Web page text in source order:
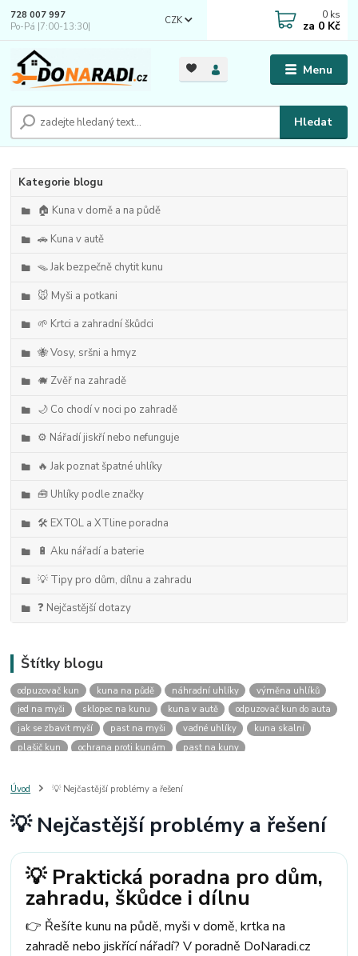
Menu
CZK
Hledat
728 007 997
Po-Pá |7:00-13:30|
0 ks
za 0 Kč
Kategorie blogu
🏠 Kuna v domě a na půdě
🚗 Kuna v autě
🪤 Jak bezpečně chytit kunu
🐭 Myši a potkani
🌱 Krtci a zahradní škůdci
🐝 Vosy, sršni a hmyz
🐗 Zvěř na zahradě
🌙 Co chodí v noci po zahradě
⚙️ Nářadí jiskří nebo nefunguje
🔥 Jak poznat špatné uhlíky
🧰 Uhlíky podle značky
🛠️ EXTOL a XTline poradna
🔋 Aku nářadí a baterie
💡 Tipy pro dům, dílnu a zahradu
❓ Nejčastější dotazy
Štítky blogu
odpuzovač kun kuna na půdě náhradní uhlíky
výměna uhlíků
jed na myši
sklopec na kunu kuna v autě
odpuzovač kun do auta
jak se zbavit myší
past na myši vadné uhlíky
kuna skalní
plašič kun
ochrana proti kunám
past na kuny
past na kunu
myši v domě odpuzovač myší
štěnice
štěnice v hotelu jak se zbavit kuny
kuna ve střeše
mravenci a mšice
uhlíky do nářadí
uhlíky do nařadí
uhlíky do vysavače
uhlíky do pračky uhlíky do
uhlíky parkside
uhlíky ferm uhlíky makita
uhlíkové kartáče
kde sehnat uhlíky
kde koupit uhlíky
Úvod 💡 Nejčastější problémy a řešení
💡 Nejčastější problémy a řešení
💡 Praktická poradna pro dům,
zahradu, škůdce i dílnu
👉 Řešíte kunu na půdě, myši v domě, krtka na
zahradě nebo jiskřící nářadí? V poradně DoNaradi.cz